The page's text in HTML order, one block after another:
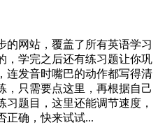
的网站，覆盖了所有英语学习
，学完之后还有练习题让你巩
连发音时嘴巴的动作都写得清
，只需要点这里，再根据自己
题目，这里还能调节速度，
正确，快来试试...